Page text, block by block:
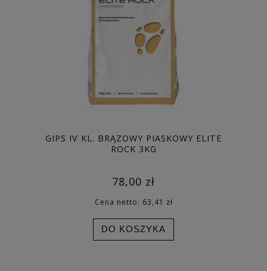
GIPS IV KL. BRĄZOWY PIASKOWY ELITE
ROCK 3KG
78,00 zł
Cena netto: 63,41 zł
DO KOSZYKA